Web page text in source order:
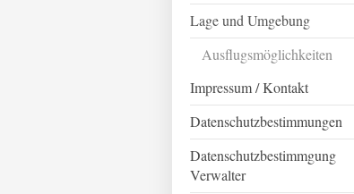
Lage und Umgebung
Ausflugsmöglichkeiten
Impressum / Kontakt
Datenschutzbestimmungen
Datenschutzbestimmgung
Verwalter